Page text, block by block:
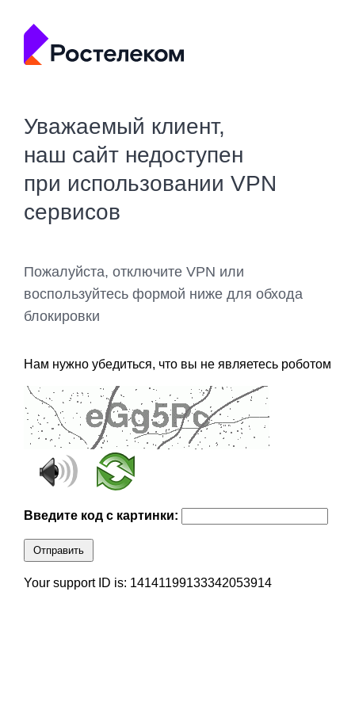
Уважаемый клиент,
наш сайт недоступен
при использовании VPN
сервисов
Пожалуйста, отключите VPN или
воспользуйтесь формой ниже для обхода
блокировки
Нам нужно убедиться, что вы не являетесь роботом
Введите код с картинки:
Отправить
Your support ID is: 14141199133342053914